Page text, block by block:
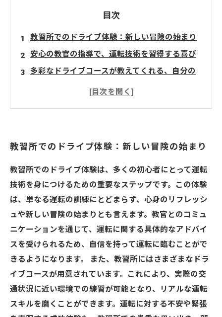
目次
教習所でのドライブ体験：新しい冒険の始まり
安心の教官の指導で、運転技術を習得する喜び
多彩なドライブコースが教えてくれる、自分の
り返る
教習所でのドライブ体験：新しい冒険の始まり
教習所でのドライブ体験は、多くの初心者にとって運転
技術を身につけるための重要なステップです。この体験
は、単なる運転の訓練にとどまらず、心身のリフレッシ
ュや新しい冒険の始まりとも言えます。教官とのコミュ
ニケーションを通じて、運転に関する具体的なアドバイ
スを受けられるため、自信を持って運転に臨むことがで
きるようになります。 また、教習所にはさまざまなドラ
イブコースが用意されています。これにより、実際の交
通状況に近い環境での練習が可能となり、リアルな運転
スキルを磨くことができます。運転に対する不安や緊張